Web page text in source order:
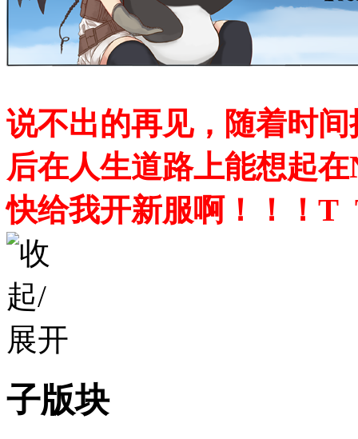
说不出的再见，随着时
后在人生道路上能想起
快给我开新服啊！！！T
子版块